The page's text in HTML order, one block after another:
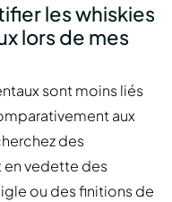
les whiskies
lors de mes
sont moins liés
aux
des
en vedette des
ou des finitions de